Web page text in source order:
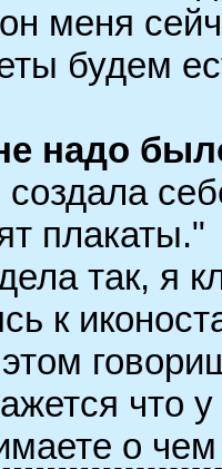
меня
будем
надо
создала
плакаты."
так, я
к
что
о